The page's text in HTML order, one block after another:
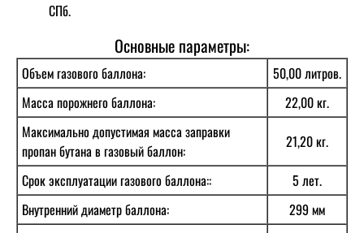
Основные параметры:
Объем газового баллона:
50,00 литров.
Масса порожнего баллона:
22,00 кг.
Максимально допустимая масса заправки
пропан бутана в газовый баллон:
21,20 кг.
Срок эксплуатации газового баллона::
5 лет.
Внутренний диаметр баллона:
299 мм